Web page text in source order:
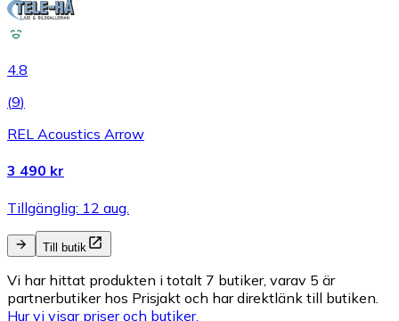
4.8
(9)
REL Acoustics Arrow
3 490 kr
Tillgänglig: 12 aug.
Till butik
Vi har hittat produkten i totalt 7 butiker, varav 5 är
partnerbutiker hos Prisjakt och har direktlänk till butiken.
Hur vi visar priser och butiker.